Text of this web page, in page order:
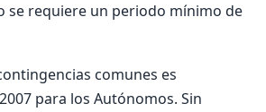
se requiere un periodo mínimo de
comunes es
para los Autónomos. Sin